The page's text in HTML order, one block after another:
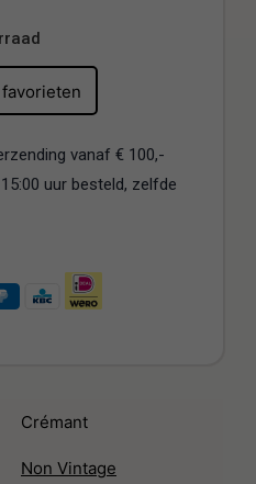
vanaf € 100,-
uur besteld, zelfde
Crémant
Non Vintage